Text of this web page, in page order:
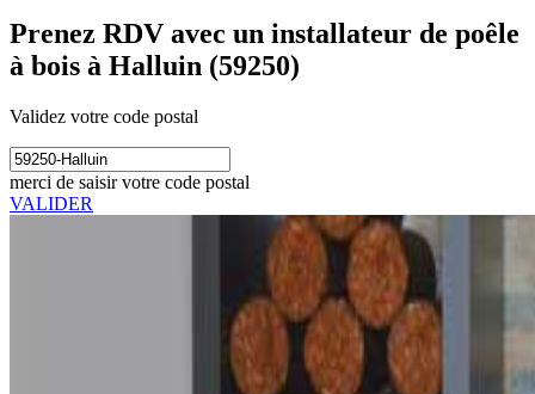
Prenez RDV avec un installateur de poêle
à bois à Halluin (59250)
Validez votre code postal
merci de saisir votre code postal
VALIDER